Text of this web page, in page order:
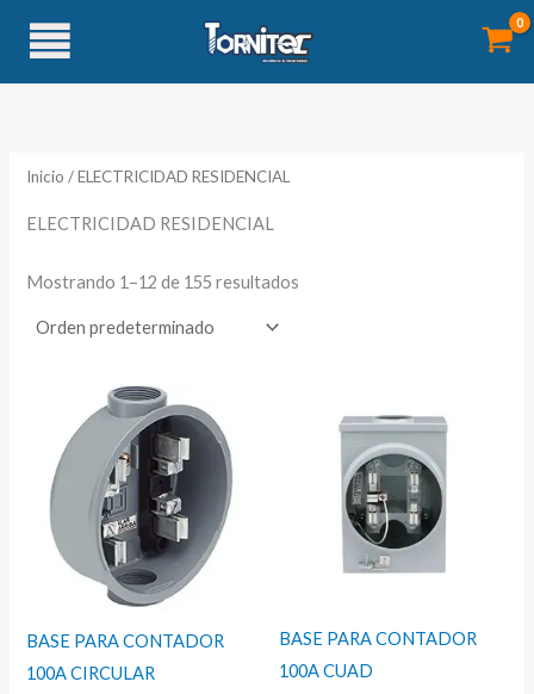
contenido
Inicio / ELECTRICIDAD RESIDENCIAL
ELECTRICIDAD RESIDENCIAL
Mostrando 1–12 de 155 resultados
BASE PARA CONTADOR
100A CIRCULAR
BASE PARA CONTADOR
100A CUAD